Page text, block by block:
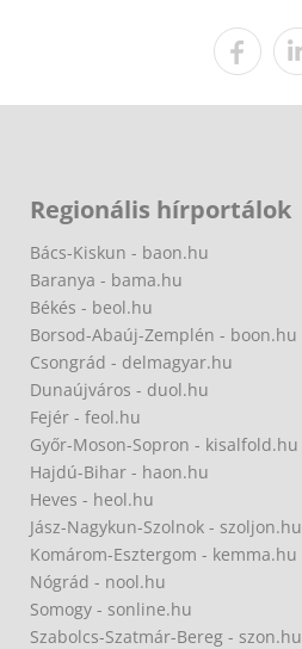
Regionális hírportálok
Bács-Kiskun - baon.hu
Baranya - bama.hu
Békés - beol.hu
Borsod-Abaúj-Zemplén - boon.hu
Csongrád - delmagyar.hu
Dunaújváros - duol.hu
Fejér - feol.hu
Győr-Moson-Sopron - kisalfold.hu
Hajdú-Bihar - haon.hu
Heves - heol.hu
Jász-Nagykun-Szolnok - szoljon.hu
Komárom-Esztergom - kemma.hu
Nógrád - nool.hu
Somogy - sonline.hu
Szabolcs-Szatmár-Bereg - szon.hu